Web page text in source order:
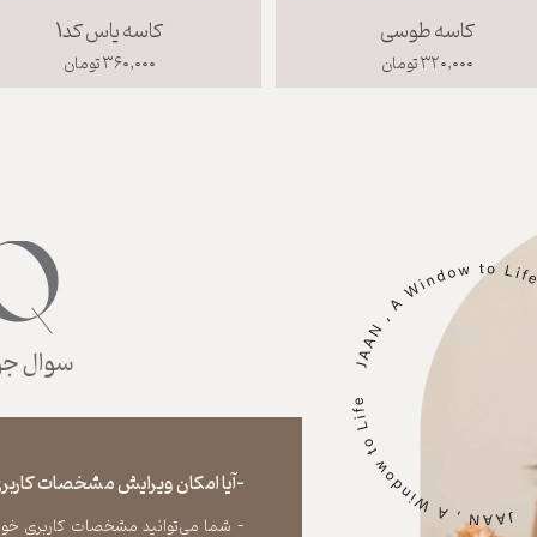
کاسه طوسی
۳۲۰,۰۰۰ تومان
بشقاب غذاخوری
۴۸۰,۰۰۰ تومان
سوال
-آیا امکان ویرایش مشخصات
- شما می‏‌توانید مشخصات کاربری خود